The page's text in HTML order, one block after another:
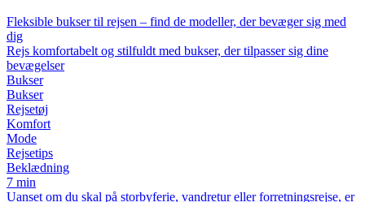
Fleksible bukser til rejsen – find de modeller, der bevæger sig med
dig
Rejs komfortabelt og stilfuldt med bukser, der tilpasser sig dine
bevægelser
Bukser
Bukser
Rejsetøj
Komfort
Mode
Rejsetips
Beklædning
7 min
Uanset om du skal på storbyferie, vandretur eller forretningsrejse, er